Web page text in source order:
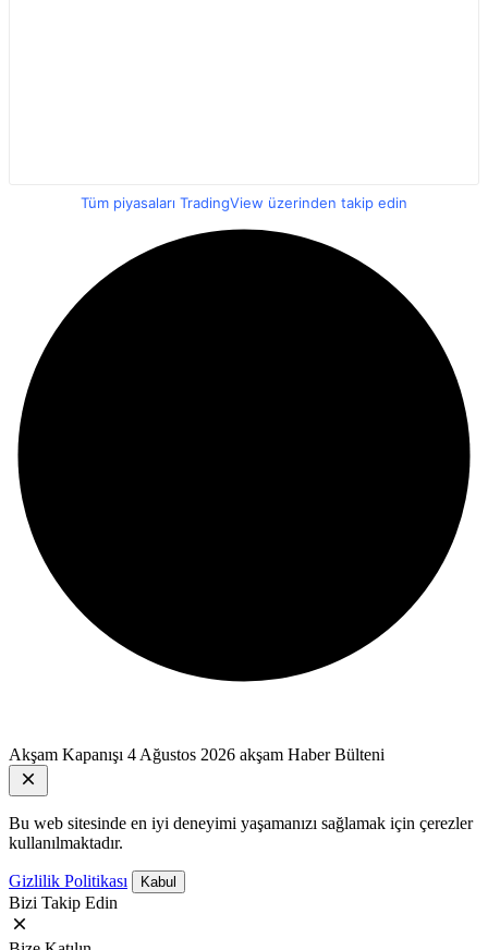
Tüm piyasaları TradingView üzerinden takip edin
Akşam Kapanışı 4 Ağustos 2026 akşam Haber Bülteni
Bu web sitesinde en iyi deneyimi yaşamanızı sağlamak için çerezler
kullanılmaktadır.
Gizlilik Politikası Kabul
Bizi Takip Edin